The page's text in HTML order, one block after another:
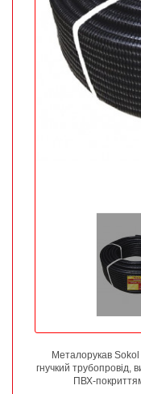
Металорукав
гнучкий трубопровід,
ПВХ-